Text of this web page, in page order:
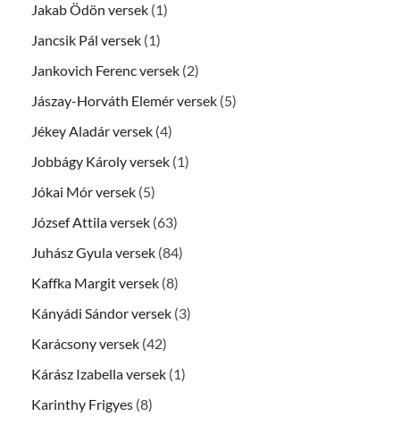
Jakab Ödön versek (1)
Jancsik Pál versek (1)
Jankovich Ferenc versek (2)
Jászay-Horváth Elemér versek (5)
Jékey Aladár versek (4)
Jobbágy Károly versek (1)
Jókai Mór versek (5)
József Attila versek (63)
Juhász Gyula versek (84)
Kaffka Margit versek (8)
Kányádi Sándor versek (3)
Karácsony versek (42)
Kárász Izabella versek (1)
Karinthy Frigyes (8)